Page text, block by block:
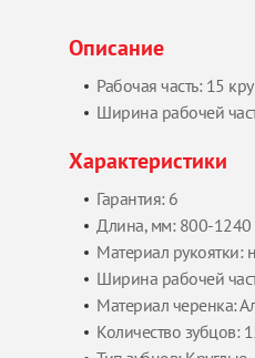
Описание
Рабочая часть: 15
Ширина рабочей
Характеристики
Гарантия: 6
Длина, мм: 800-1240
Материал рукоятки:
Ширина рабочей
Материал черенка:
Количество зубцов: